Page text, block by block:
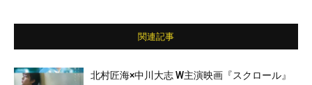
関連記事
北村匠海×中川大志 W主演映画『スクロール』